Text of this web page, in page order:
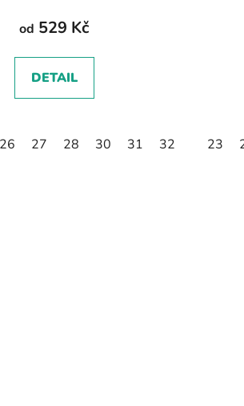
od 529 Kč
DETAIL
26 27 28 30 31 32 23